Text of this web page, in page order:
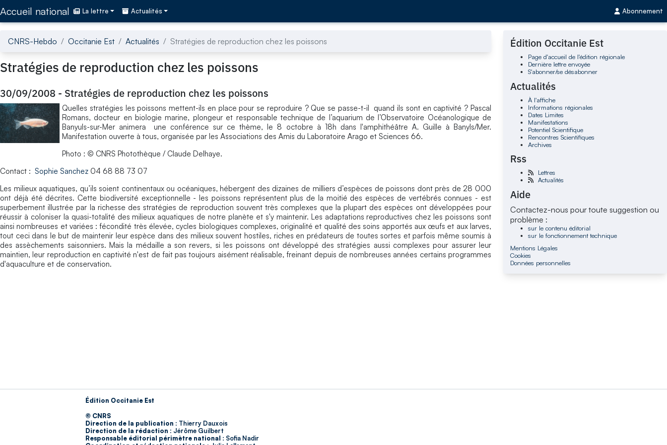
Accueil national La lettre Actualités Abonnement
CNRS-Hebdo Occitanie Est Actualités Stratégies de reproduction chez les poissons
Stratégies de reproduction chez les poissons
30/09/2008 - Stratégies de reproduction chez les poissons
Quelles stratégies les poissons mettent-ils en place pour se reproduire ? Que se passe-t-il quand ils sont en captivité ? Pascal
Romans, docteur en biologie marine, plongeur et responsable technique de l’aquarium de l’Observatoire Océanologique de
Banyuls-sur-Mer animera une conférence sur ce thème, le 8 octobre à 18h dans l'amphithéâtre A. Guille à Banyls/Mer.
Manifestation ouverte à tous, organisée par les Associations des Amis du Laboratoire Arago et Sciences 66.
Photo : © CNRS Photothèque / Claude Delhaye.
Contact : Sophie Sanchez 04 68 88 73 07
Les milieux aquatiques, qu’ils soient continentaux ou océaniques, hébergent des dizaines de milliers d’espèces de poissons dont près de 28 000
ont déjà été décrites. Cette biodiversité exceptionnelle - les poissons représentent plus de la moitié des espèces de vertébrés connues - est
superbement illustrée par la richesse des stratégies de reproduction souvent très complexes que la plupart des espèces ont développées pour
réussir à coloniser la quasi-totalité des milieux aquatiques de notre planète et s'y maintenir. Les adaptations reproductives chez les poissons sont
ainsi nombreuses et variées : fécondité très élevée, cycles biologiques complexes, originalité et qualité des soins apportés aux œufs et aux larves,
tout ceci dans le but de maintenir leur espèce dans des milieux souvent hostiles, riches en prédateurs de toutes sortes et parfois même soumis à
des assèchements saisonniers. Mais la médaille a son revers, si les poissons ont développé des stratégies aussi complexes pour assurer leur
maintien, leur reproduction en captivité n'est de fait pas toujours aisément réalisable, freinant depuis de nombreuses années certains programmes
d'aquaculture et de conservation.
Édition Occitanie Est
Page d'accueil de l'édition régionale
Dernière lettre envoyée
S'abonner/se désabonner
Actualités
À l'affiche
Informations régionales
Dates Limites
Manifestations
Potentiel Scientifique
Rencontres Scientifiques
Archives
Rss
Lettres
Actualités
Aide
Contactez-nous pour toute suggestion ou
problème :
sur le contenu éditorial
sur le fonctionnement technique
Mentions Légales
Cookies
Données personnelles
Édition Occitanie Est
© CNRS
Direction de la publication : Thierry Dauxois
Direction de la rédaction : Jérôme Guilbert
Responsable éditorial périmètre national : Sofia Nadir